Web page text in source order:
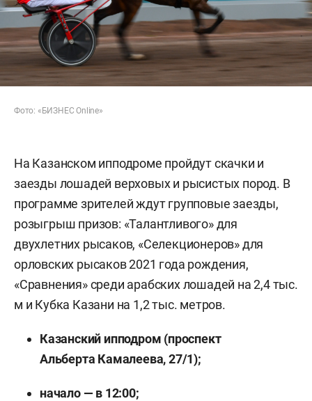
Фото: «БИЗНЕС Online»
На Казанском ипподроме пройдут скачки и
заезды лошадей верховых и рысистых пород. В
программе зрителей ждут групповые заезды,
розыгрыш призов: «Талантливого» для
двухлетних рысаков, «Селекционеров» для
орловских рысаков 2021 года рождения,
«Сравнения» среди арабских лошадей на 2,4 тыс.
м и Кубка Казани на 1,2 тыс. метров.
Казанский ипподром (проспект
Альберта Камалеева, 27/1);
начало — в 12:00;